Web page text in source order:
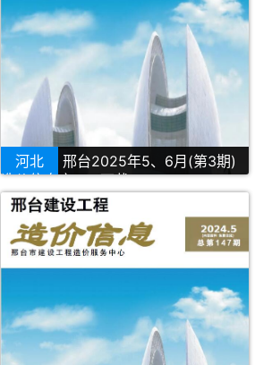
河北
邢台2025年5、6月(第3期)
造价信息库PDF下载